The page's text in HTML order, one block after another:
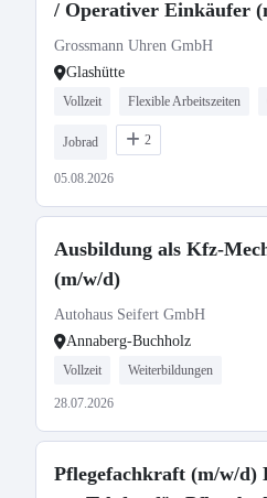
/ Operativer Einkäufer
Grossmann Uhren GmbH
Glashütte
Vollzeit Flexible Arbeitszeiten
Jobrad 2
05.08.2026
Ausbildung als Kfz-
(m/w/d)
Autohaus Seifert GmbH
Annaberg-Buchholz
Vollzeit Weiterbildungen
28.07.2026
Pflegefachkraft (m/w/d)